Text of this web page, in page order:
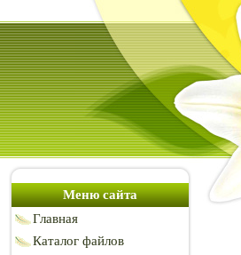
Меню сайта
Главная
Каталог файлов